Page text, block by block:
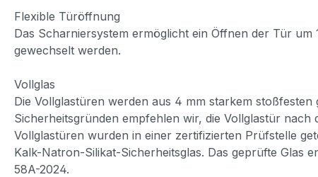
Flexible Türöffnung
Das Scharniersystem ermöglicht ein Öffnen der Tür
gewechselt werden.
Vollglas
Die Vollglastüren werden aus 4 mm starkem
Sicherheitsgründen empfehlen wir, die Vollglastür
Vollglastüren wurden in einer zertifizierten Prüfstelle
Kalk-Natron-Silikat-Sicherheitsglas. Das geprüfte Glas
58A-2024.